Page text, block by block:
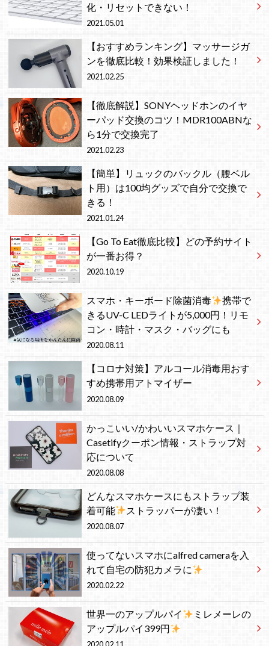
化・リセットできない！
2021.05.01
【おすすめランキング】マッサージガ
ンを徹底比較！効果検証しました！
2021.02.25
【徹底解説】SONYヘッドホンのイヤ
ーパッド交換のコツ！MDR100ABNな
ら1分で交換完了
2021.02.23
【簡単】リュックのバックル（腰ベル
ト用）は100均グッズで自分で交換で
きる！
2021.01.24
【Go To Eat徹底比較】どの予約サイト
が一番お得？
2020.10.19
スマホ・キーボード除菌消毒
携帯で
きるUV-C LEDライトが5,000円！リモ
コン・時計・マスク・バッグにも
2020.08.11
【コロナ対策】アルコール消毒用おす
すめ携帯用アトマイザー
2020.08.09
かっこいい/かわいいスマホケース｜
Casetifyクーポン情報・ストラップ対
応について
2020.08.08
どんなスマホケースにもストラップ装
着可能
ストラッパーが凄い！
2020.08.07
使ってないスマホにalfred cameraを入
れて自宅の防犯カメラに
2020.02.22
世界一のアップルパイ
ミレメーレの
アップルパイ399円